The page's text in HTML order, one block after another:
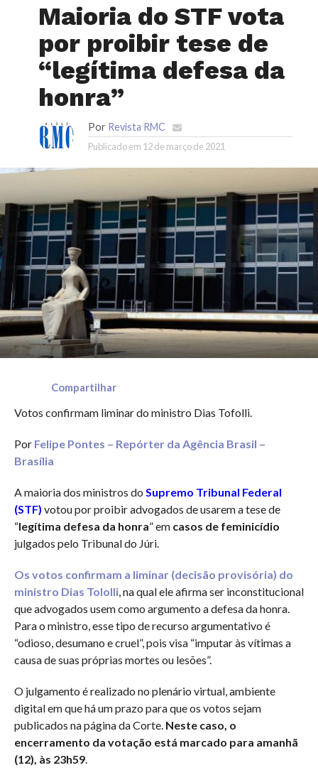
Maioria do STF vota
por proibir tese de
“legítima defesa da
honra”
Por Revista RMC
Publicado em 12 de março de 2021
Compartilhar
Votos confirmam liminar do ministro Dias Tofolli.
Por Felipe Pontes – Repórter da Agência Brasil –
Brasília
A maioria dos ministros do Supremo Tribunal Federal
(STF) votou por proibir advogados de usarem a tese de
“legítima defesa da honra” em casos de feminicídio
julgados pelo Tribunal do Júri.
Os votos confirmam a liminar (decisão provisória) do
ministro Dias Tololli, na qual ele afirma ser inconstitucional
que advogados usem como argumento a defesa da honra.
Para o ministro, esse tipo de recurso argumentativo é
“odioso, desumano e cruel”, pois visa “imputar às vítimas a
causa de suas próprias mortes ou lesões”.
O julgamento é realizado no plenário virtual, ambiente
digital em que há um prazo para que os votos sejam
publicados na página da Corte. Neste caso, o
encerramento da votação está marcado para amanhã
(12), às 23h59.